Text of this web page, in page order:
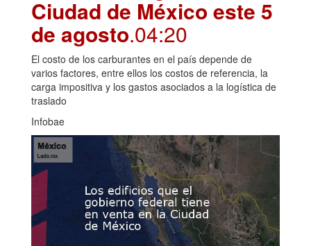
Ciudad de México este 5
de agosto.04:20
El costo de los carburantes en el país depende de
varios factores, entre ellos los costos de referencia, la
carga impositiva y los gastos asociados a la logística de
traslado
Infobae